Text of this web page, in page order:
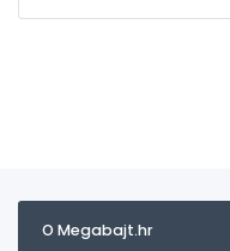
O Megabajt.hr